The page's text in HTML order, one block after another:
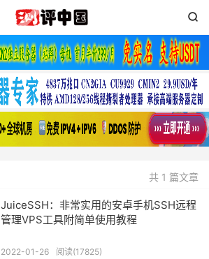

共 1 篇文章
JuiceSSH：非常实用的安卓手机SSH远程
管理VPS工具附简单使用教程
2022-01-26 阅读(17825)